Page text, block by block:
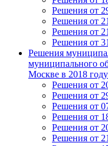
Решения от
Решения от
Решения от
Решения от
Решения
муниципального
Москве в 2018 году
Решения от
Решения от
Решения от
Решения от
Решения от
Решения от